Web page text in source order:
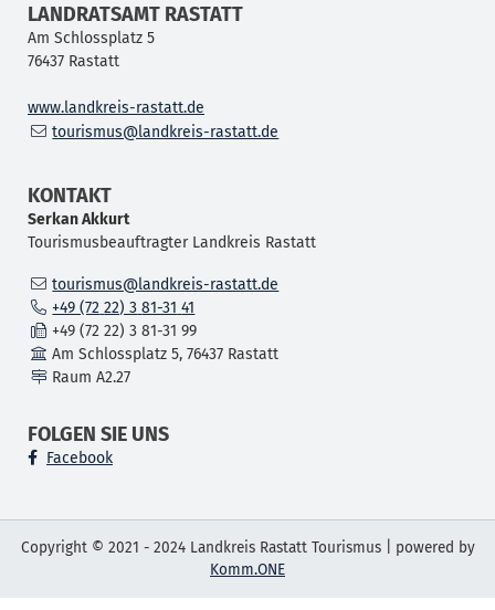
LANDRATSAMT RASTATT
Am Schlossplatz 5
76437 Rastatt
www.landkreis-rastatt.de
tourismus@landkreis-rastatt.de
KONTAKT
SerkanAkkurt
Tourismusbeauftragter Landkreis Rastatt
tourismus@landkreis-rastatt.de
+49 (72 22) 3 81-31 41
+49 (72 22) 3 81-31 99
Am Schlossplatz 5, 76437 Rastatt
Raum A2.27
FOLGEN SIE UNS
Facebook
Copyright © 2021 - 2024 Landkreis Rastatt Tourismus | powered by
Komm.ONE